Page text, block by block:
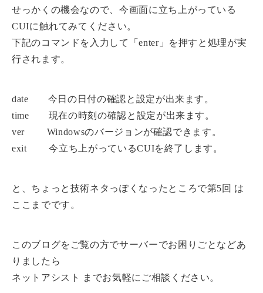
せっかくの機会なので、今画面に立ち上がっている
CUIに触れてみてください。
下記のコマンドを入力して「enter」を押すと処理が実
行されます。
date 今日の日付の確認と設定が出来ます。
time 現在の時刻の確認と設定が出来ます。
ver Windowsのバージョンが確認できます。
exit 今立ち上がっているCUIを終了します。
と、ちょっと技術ネタっぽくなったところで第5回 は
ここまでです。
このブログをご覧の方でサーバーでお困りごとなどあ
りましたら
ネットアシスト までお気軽にご相談ください。